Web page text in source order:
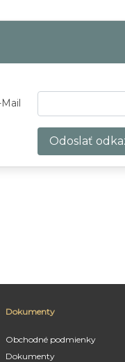
Mail
Odoslať
Dokumenty
Obchodné podmienky
Dokumenty